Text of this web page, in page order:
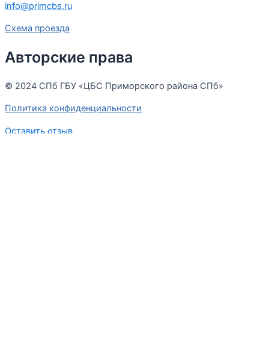
info@primcbs.ru
Схема проезда
Авторские права
© 2024 СПб ГБУ «ЦБС Приморского района СПб»
Политика конфиденциальности
Оставить отзыв